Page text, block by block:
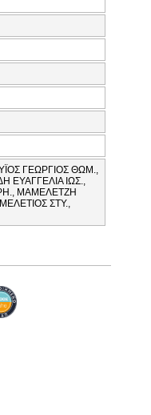
ΓΕΩΡΓΙΟΣ ΘΩΜ.,
ΕΥΑΓΓΕΛΙΑ ΙΩΣ.,
ΜΑΜΕΛΕΤΖΗ
ΣΤΥ.,